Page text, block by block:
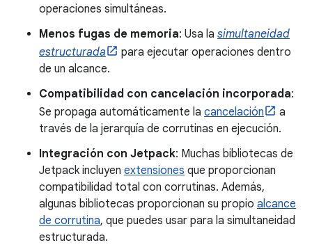
operaciones simultáneas.
Menos fugas de memoria: Usa la simultaneidad
estructurada
para ejecutar operaciones dentro
de un alcance.
Compatibilidad con cancelación incorporada:
Se propaga automáticamente la cancelación
a
través de la jerarquía de corrutinas en ejecución.
Integración con Jetpack: Muchas bibliotecas de
Jetpack incluyen extensiones que proporcionan
compatibilidad total con corrutinas. Además,
algunas bibliotecas proporcionan su propio alcance
de corrutina, que puedes usar para la simultaneidad
estructurada.